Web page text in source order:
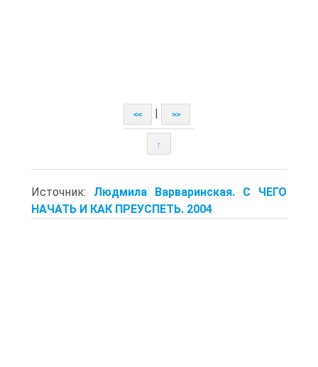
<< >>
↑
Источник: Людмила Варваринская. С ЧЕГО
НАЧАТЬ И КАК ПРЕУСПЕТЬ. 2004